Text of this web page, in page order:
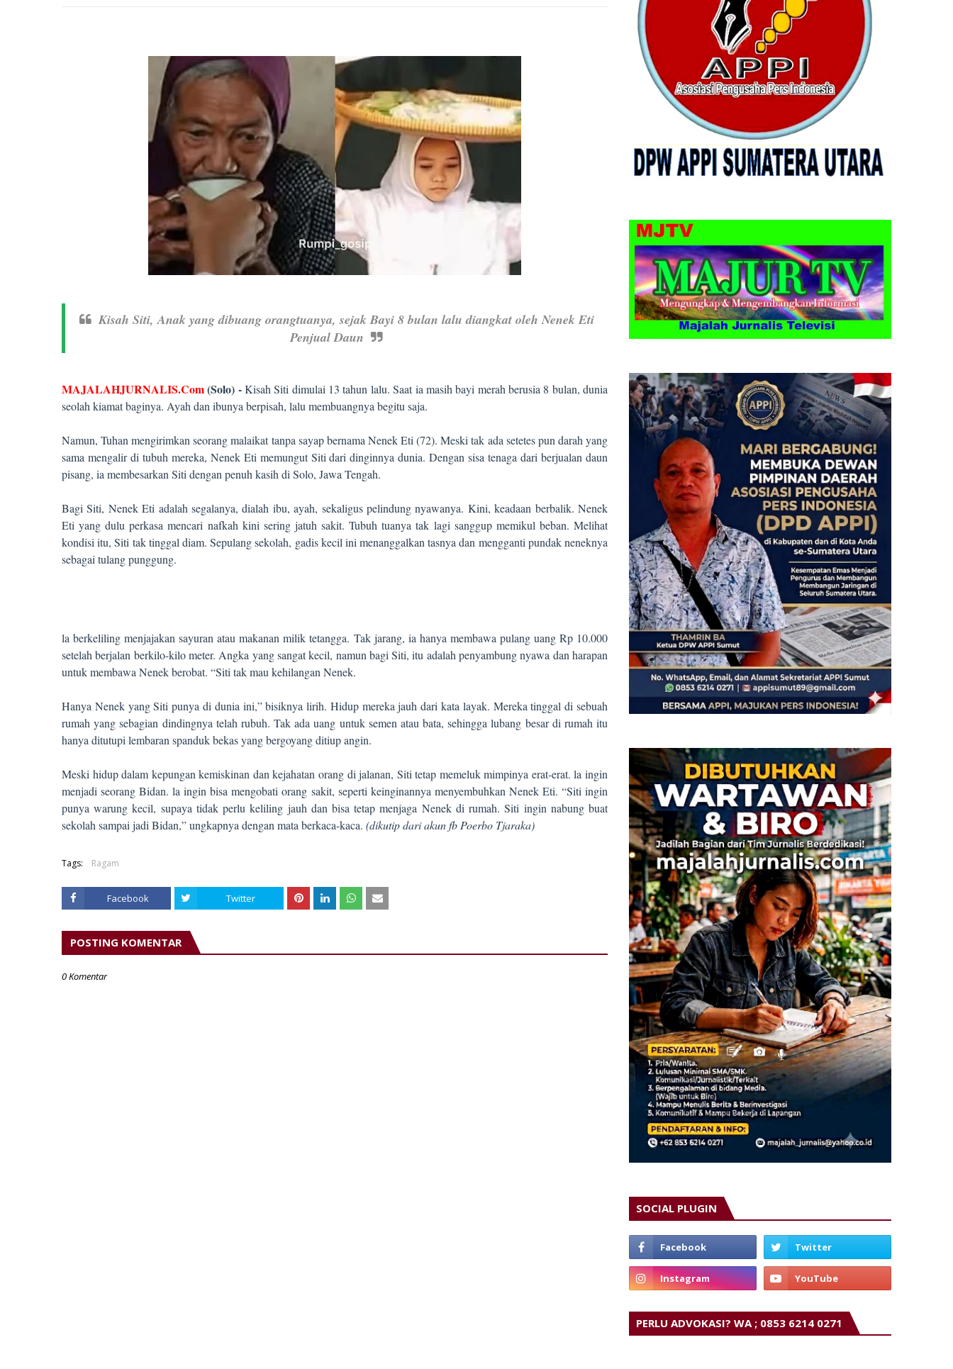
Kisah Siti, Anak yang dibuang orangtuanya, sejak Bayi 8 bulan lalu diangkat oleh Nenek Eti
Penjual Daun
MAJALAHJURNALIS.Com(Solo) -Kisah Siti dimulai 13 tahun lalu. Saat ia masih bayi merah berusia 8 bulan, dunia
seolah kiamat baginya. Ayah dan ibunya berpisah, lalu membuangnya begitu saja.
Namun, Tuhan mengirimkan seorang malaikat tanpa sayap bernama Nenek Eti (72). Meski tak ada setetes pun darah yang
sama mengalir di tubuh mereka, Nenek Eti memungut Siti dari dinginnya dunia. Dengan sisa tenaga dari berjualan daun
pisang, ia membesarkan Siti dengan penuh kasih di Solo, Jawa Tengah.
Bagi Siti, Nenek Eti adalah segalanya, dialah ibu, ayah, sekaligus pelindung nyawanya. Kini, keadaan berbalik. Nenek
Eti yang dulu perkasa mencari nafkah kini sering jatuh sakit. Tubuh tuanya tak lagi sanggup memikul beban. Melihat
kondisi itu, Siti tak tinggal diam. Sepulang sekolah, gadis kecil ini menanggalkan tasnya dan mengganti pundak neneknya
sebagai tulang punggung.
la berkeliling menjajakan sayuran atau makanan milik tetangga. Tak jarang, ia hanya membawa pulang uang Rp 10.000
setelah berjalan berkilo-kilo meter. Angka yang sangat kecil, namun bagi Siti, itu adalah penyambung nyawa dan harapan
untuk membawa Nenek berobat. “Siti tak mau kehilangan Nenek.
Hanya Nenek yang Siti punya di dunia ini,” bisiknya lirih. Hidup mereka jauh dari kata layak. Mereka tinggal di sebuah
rumah yang sebagian dindingnya telah rubuh. Tak ada uang untuk semen atau bata, sehingga lubang besar di rumah itu
hanya ditutupi lembaran spanduk bekas yang bergoyang ditiup angin.
Meski hidup dalam kepungan kemiskinan dan kejahatan orang di jalanan, Siti tetap memeluk mimpinya erat-erat. la ingin
menjadi seorang Bidan. la ingin bisa mengobati orang sakit, seperti keinginannya menyembuhkan Nenek Eti. “Siti ingin
punya warung kecil, supaya tidak perlu keliling jauh dan bisa tetap menjaga Nenek di rumah. Siti ingin nabung buat
sekolah sampai jadi Bidan,” ungkapnya dengan mata berkaca-kaca. (dikutip dari akun fb Poerbo Tjaraka)
Tags: Ragam
Facebook Twitter
POSTING KOMENTAR
0 Komentar
SOCIAL PLUGIN
PERLU ADVOKASI? WA ; 0853 6214 0271